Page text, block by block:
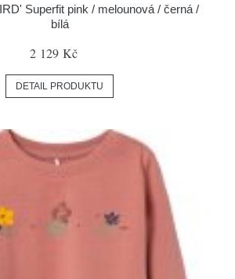
Superfit pink / melounová / černá /
bílá
2 129 Kč
DETAIL PRODUKTU